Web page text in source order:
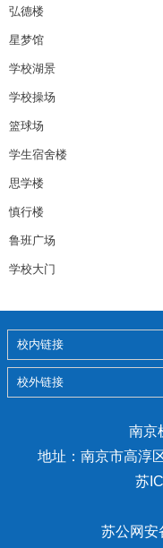
弘德楼
星梦馆
学校湖景
学校操场
篮球场
学生宿舍楼
思学楼
慎行楼
鲁班广场
学校大门
校内链接
校外链接
南京
地址：南京市高淳
苏
苏公网安